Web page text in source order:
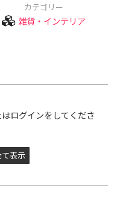
カテゴリー
雑貨・インテリア
ログインをしてくださ
表示